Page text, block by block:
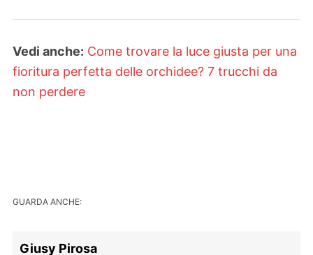
Vedi anche: Come trovare la luce giusta per una
fioritura perfetta delle orchidee? 7 trucchi da
non perdere
GUARDA ANCHE:
Giusy Pirosa